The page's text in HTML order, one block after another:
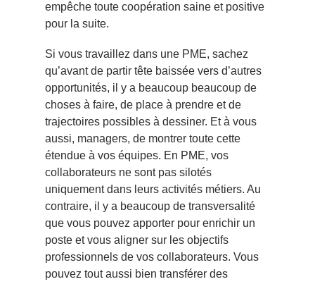
empêche toute coopération saine et positive
pour la suite.
Si vous travaillez dans une PME, sachez
qu’avant de partir tête baissée vers d’autres
opportunités, il y a beaucoup beaucoup de
choses à faire, de place à prendre et de
trajectoires possibles à dessiner. Et à vous
aussi, managers, de montrer toute cette
étendue à vos équipes. En PME, vos
collaborateurs ne sont pas silotés
uniquement dans leurs activités métiers. Au
contraire, il y a beaucoup de transversalité
que vous pouvez apporter pour enrichir un
poste et vous aligner sur les objectifs
professionnels de vos collaborateurs. Vous
pouvez tout aussi bien transférer des